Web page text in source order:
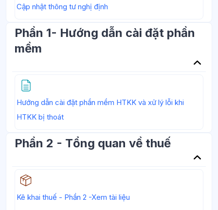
Cập nhật thông tư nghị định
Phần 1- Hướng dẫn cài đặt phần
mềm
Hướng dẫn cài đặt phần mềm HTKK và xử lý lỗi khi
HTKK bị thoátTrang
Phần 2 - Tổng quan về thuế
Kê khai thuế - Phần 2 -Xem tài liệu